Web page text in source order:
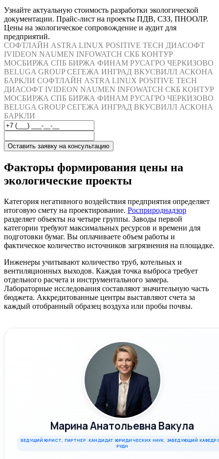
Узнайте актуальную стоимость разработки экологической
документации. Прайс-лист на проекты ПДВ, СЗЗ, ПНООЛР.
Цены на экологическое сопровождение и аудит для
предприятий.
СОФТЛАЙН ASTRA LINUX POSITIVE TECH ДИАСОФТ
IVIDEON NAUMEN INFOWATCH СКБ КОНТУР
МОСБИРЖА СПБ БИРЖА ФИНАМ РУСАГРО ЧЕРКИЗОВО
BELUGA GROUP СЕГЕЖА ИНГРАД ВКУСВИЛЛ АСКОНА
БАРКЛИ СОФТЛАЙН ASTRA LINUX POSITIVE TECH
ДИАСОФТ IVIDEON NAUMEN INFOWATCH СКБ КОНТУР
МОСБИРЖА СПБ БИРЖА ФИНАМ РУСАГРО ЧЕРКИЗОВО
BELUGA GROUP СЕГЕЖА ИНГРАД ВКУСВИЛЛ АСКОНА
БАРКЛИ
Оставить заявку на консультацию
Факторы формирования цены на
экологические проекты
Категория негативного воздействия предприятия определяет
итоговую смету на проектирование. Росприроднадзор
разделяет объекты на четыре группы. Заводы первой
категории требуют максимальных ресурсов и времени для
подготовки бумаг. Вы оплачиваете объем работы и
фактическое количество источников загрязнения на площадке.
Инженеры учитывают количество труб, котельных и
вентиляционных выходов. Каждая точка выброса требует
отдельного расчета и инструментального замера.
Лабораторные исследования составляют значительную часть
бюджета. Аккредитованные центры выставляют счета за
каждый отобранный образец воздуха или пробы почвы.
Марина Анатольевна Вакула
ВЕДУЩИЙ ЮРИСТ, ПАРТНЕР. КАНДИДАТ ЮРИДИЧЕСКИХ НАУК, ЗАВЕДУЮЩИЙ
РУДН